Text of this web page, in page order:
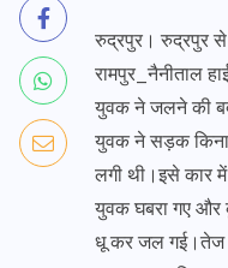
रुद्रपुर। रुद्रपुर से
रामपुर_नैनीताल
युवक ने जलने की
युवक ने सड़क
लगी थी।इसे कार
युवक घबरा गए और
धू कर जल गई।तेज